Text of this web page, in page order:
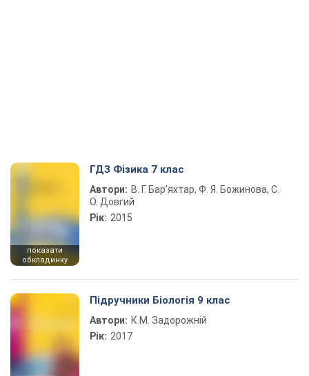
показати
обкладинку
ГДЗ Фізика 7 клас
Автори: В. Г. Бар’яхтар, Ф. Я. Божинова, С.
О. Довгий
Рік: 2015
Підручники Біологія 9 клас
Автори: К.М. Задорожній
Рік: 2017